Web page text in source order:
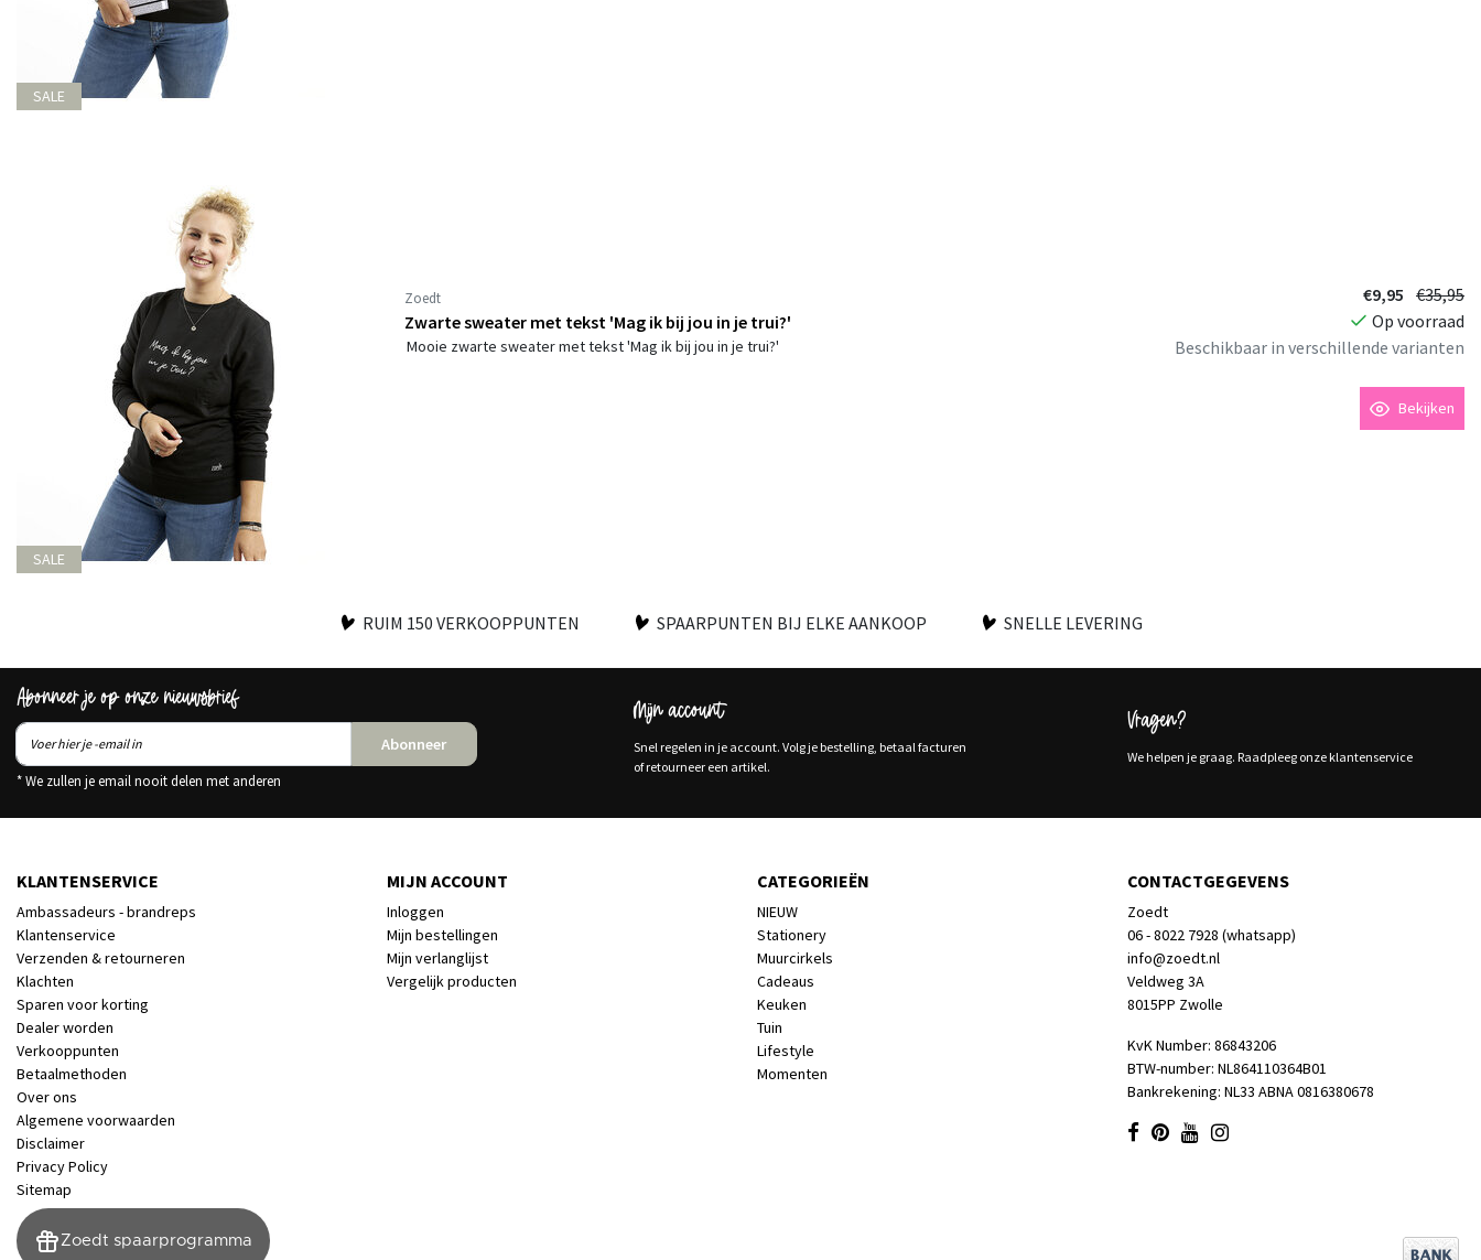
Zoedt spaarprogramma
SALE
SALE
Zoedt
Zwarte sweater met tekst 'Mag ik bij jou in je trui?'
Mooie zwarte sweater met tekst 'Mag ik bij jou in je trui?'
€9,95 €35,95
Op voorraad
Beschikbaar in verschillende varianten
Bekijken
RUIM 150 VERKOOPPUNTEN SPAARPUNTEN BIJ ELKE AANKOOP SNELLE LEVERING
Abonneer je op onze nieuwsbrief
Abonneer
* We zullen je email nooit delen met anderen
Mijn account
Snel regelen in je account. Volg je bestelling, betaal facturen
of retourneer een artikel.
Vragen?
We helpen je graag. Raadpleeg onze klantenservice
KLANTENSERVICE
Ambassadeurs - brandreps
Klantenservice
Verzenden & retourneren
Klachten
Sparen voor korting
Dealer worden
Verkooppunten
Betaalmethoden
Over ons
Algemene voorwaarden
Disclaimer
Privacy Policy
Sitemap
MIJN ACCOUNT
Inloggen
Mijn bestellingen
Mijn verlanglijst
Vergelijk producten
CATEGORIEËN
NIEUW
Stationery
Muurcirkels
Cadeaus
Keuken
Tuin
Lifestyle
Momenten
CONTACTGEGEVENS
Zoedt
06 - 8022 7928 (whatsapp)
info@zoedt.nl
Veldweg 3A
8015PP Zwolle
KvK Number: 86843206
BTW-number: NL864110364B01
Bankrekening: NL33 ABNA 0816380678
© Copyright 2026 - Zoedt